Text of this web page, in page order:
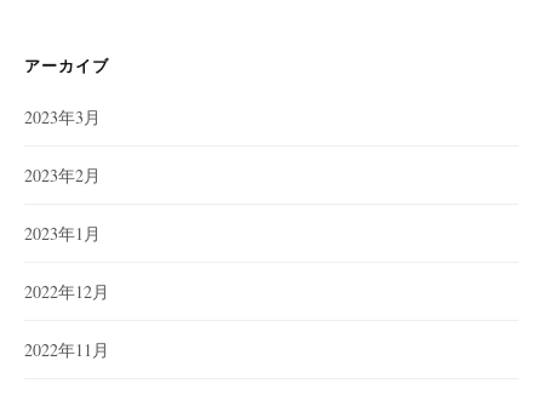
ー
アーカイブ
2023年3月
2023年2月
2023年1月
2022年12月
2022年11月